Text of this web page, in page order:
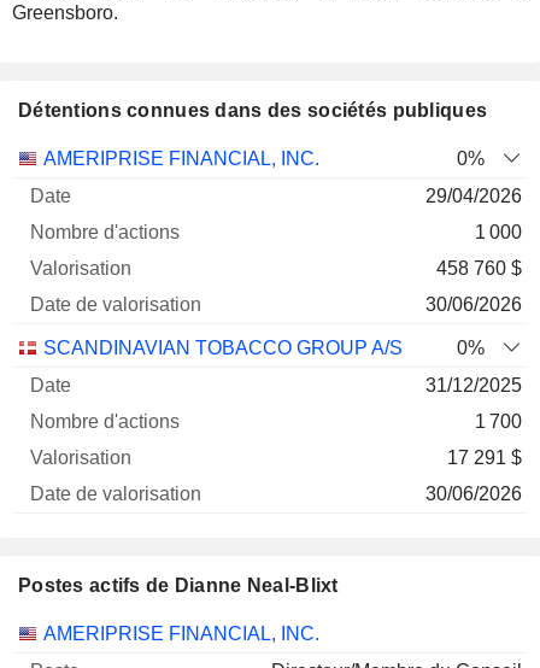
Greensboro.
Détentions connues dans des sociétés publiques
Nombre
AMERIPRISE FINANCIAL, INC.
0%
29/04/2026
1 000
458 760 $
30/06/2026
SCANDINAVIAN TOBACCO GROUP A/S
0%
31/12/2025
1 700
17 291 $
30/06/2026
Postes actifs de Dianne Neal-Blixt
Sociétés Poste Début
AMERIPRISE FINANCIAL, INC.